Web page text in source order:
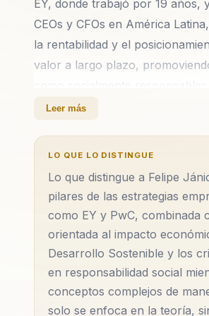
EY, donde trabajó por 19 años,
CEOs y CFOs en América
la rentabilidad y el
valor a largo plazo,
llevado su visión de liderazgo
transformar empresas desde
sus respectivos sectores.
(ODS) y los criterios ESG
conferencias, profundiza en
su rentabilidad. Ha sido
sobre sostenibilidad, donde
modelos más sostenibles sin
Felipe fue su participación en
Leer más
LO QUE LO DISTINGUE
Lo que distingue a Felipe
pilares de las estrategias
como EY y PwC,
orientada al impacto
Desarrollo Sostenible y los
en responsabilidad social
conceptos complejos de
solo se enfoca en la teoría,